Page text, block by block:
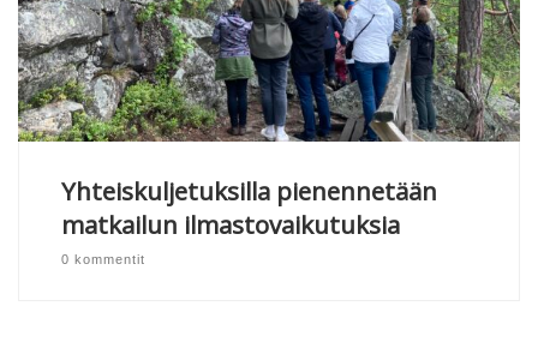
Yhteiskuljetuksilla pienennetään
matkailun ilmastovaikutuksia
0 kommentit